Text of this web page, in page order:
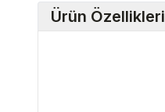
Ürün Özellikleri